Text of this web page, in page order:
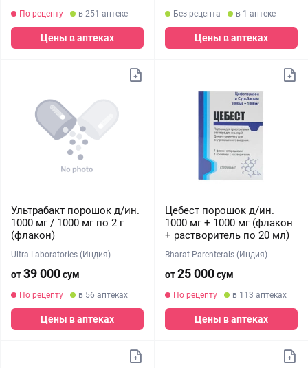
По рецепту в 251 аптеке
Цены в аптеках
Без рецепта в 1 аптеке
Цены в аптеках
Ультрабакт порошок д/ин.
1000 мг / 1000 мг по 2 г
(флакон)
Ultra Laboratories (Индия)
от39 000сум
По рецепту в 56 аптеках
Цены в аптеках
Цебест порошок д/ин.
1000 мг + 1000 мг (флакон
+ растворитель по 20 мл)
Bharat Parenterals (Индия)
от25 000сум
По рецепту в 113 аптеках
Цены в аптеках